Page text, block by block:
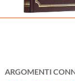
ARGOMENTI